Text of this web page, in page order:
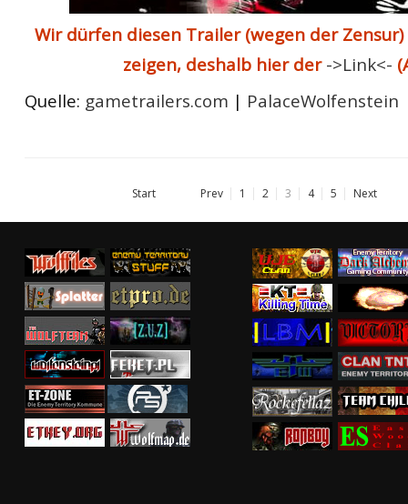
Wir dürfen diesen Trailer (wegen der
zeigen, deshalb hier der ->Link<-
Quelle: gametrailers.com | PalaceWolfenstein
Start Prev 1 2 3 4 5 Next